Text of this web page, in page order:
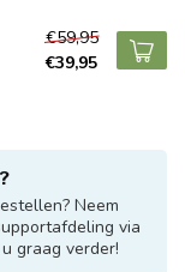
€59,95
€39,95
Neem
via
graag verder!